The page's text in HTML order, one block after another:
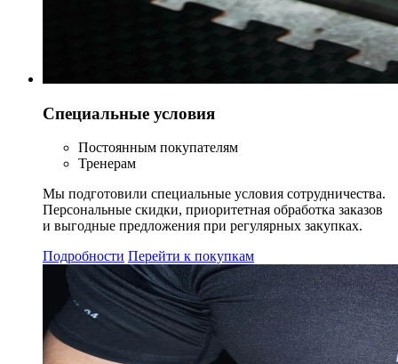
Специальные условия
Постоянным покупателям
Тренерам
Мы подготовили специальные условия сотрудничества.
Персональные скидки, приоритетная обработка заказов
и выгодные предложения при регулярных закупках.
Подробности Перейти к покупкам